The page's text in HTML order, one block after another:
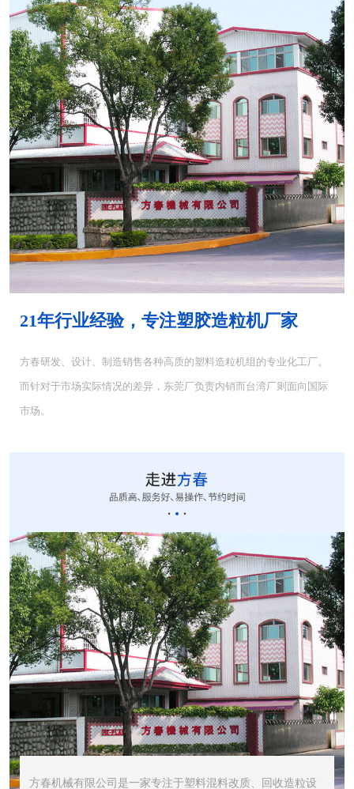
MH-1000立式混... MH-2000塑料混...
MH-4000塑胶混... MH-6000塑料混...
CUT-20立式切粒...
STR1000振动筛... STR600震动筛<...
21年行业经验，专注塑胶造粒机厂家
方春研发、设计、制造销售各种高质的塑料造粒机组的专业化工厂。
而针对于市场实际情况的差异，东莞厂负责内销而台湾厂则面向国际
市场。
方春机械有限公司是一家专注于塑料混料改质、回收造粒设